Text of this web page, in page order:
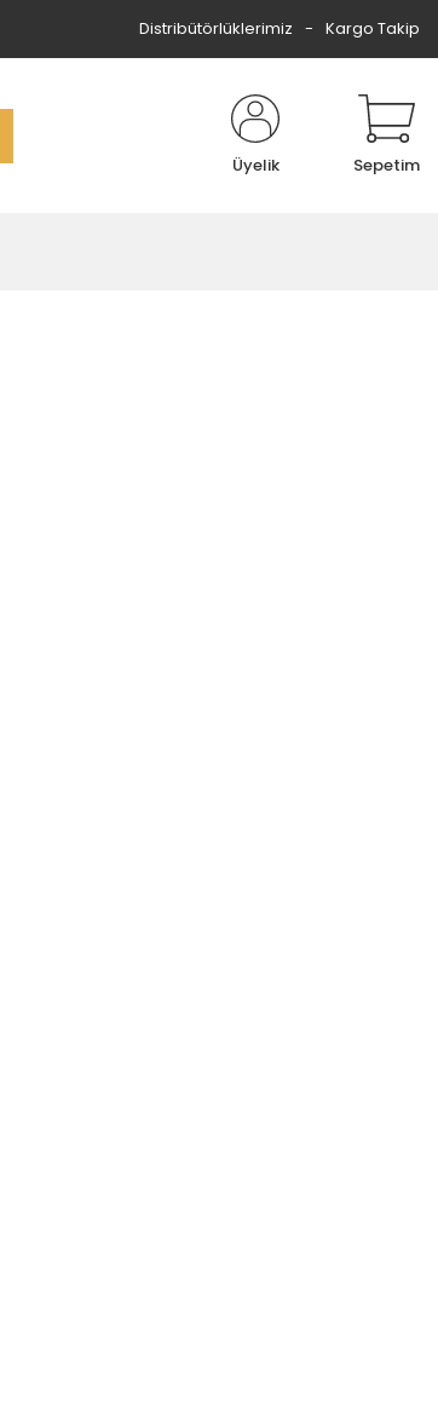
Distribütörlüklerimiz Kargo Takip
Üyelik Sepetim